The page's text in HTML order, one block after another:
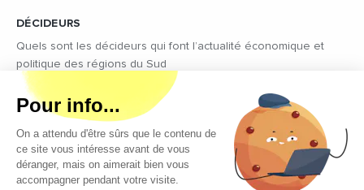
DÉCIDEURS
Quels sont les décideurs qui font l’actualité économique et
politique des régions du Sud
Copyright © 2026 - Tous droits réservés